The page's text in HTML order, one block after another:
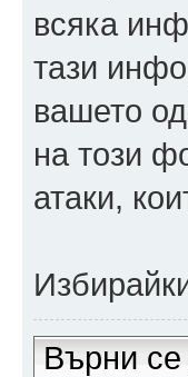
всяка
тази
вашето
на този
атаки,
Върни се